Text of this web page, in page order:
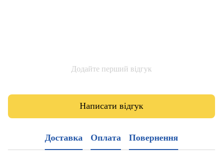
Додайте перший відгук
Написати відгук
Доставка Оплата Повернення